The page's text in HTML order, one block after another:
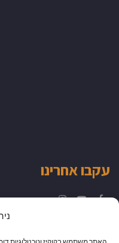
עקבו אחרינו